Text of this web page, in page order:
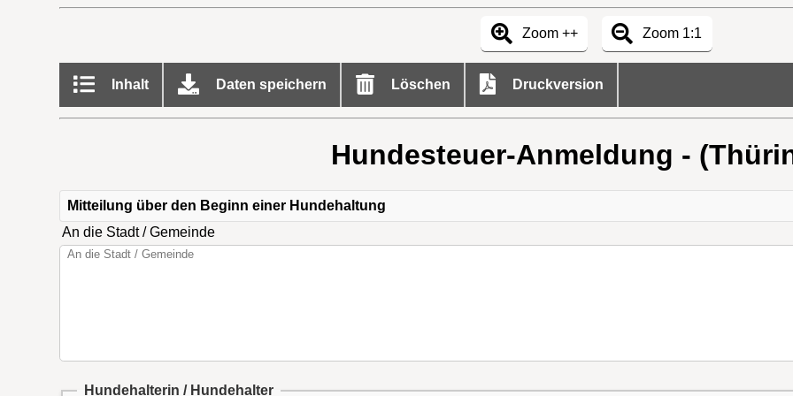
Zoom ++ Zoom 1:1
Inhalt Daten speichern Löschen Druckversion
Hundesteuer-Anmeldung -
Mitteilung über den Beginn einer Hundehaltung
An die Stadt / Gemeinde
Hundehalterin / Hundehalter